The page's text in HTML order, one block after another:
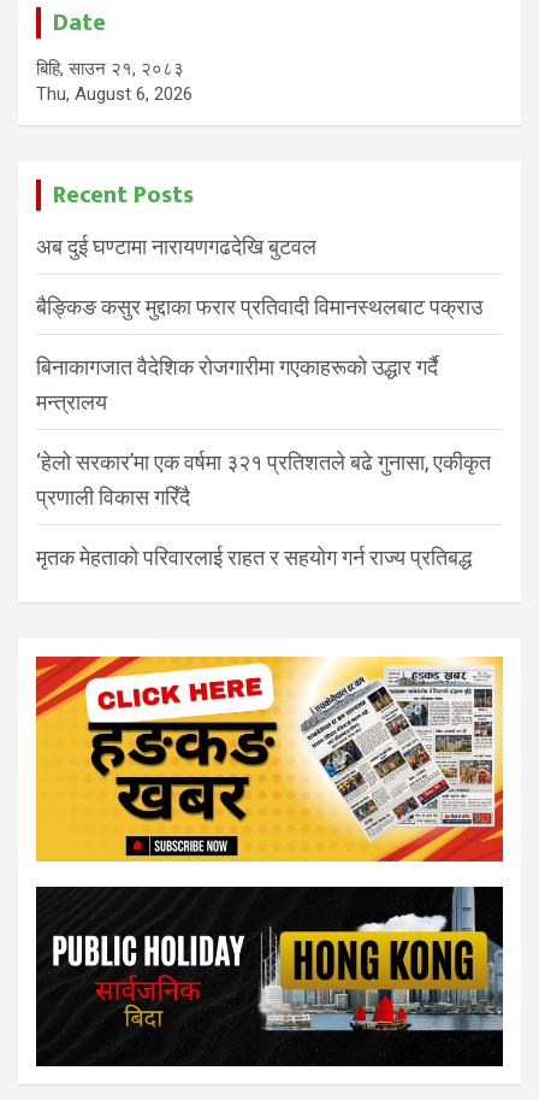
Date
बिहि, साउन २१, २०८३
Thu, August 6, 2026
Recent Posts
अब दुई घण्टामा नारायणगढदेखि बुटवल
बैङ्किङ कसुर मुद्दाका फरार प्रतिवादी विमानस्थलबाट पक्राउ
बिनाकागजात वैदेशिक रोजगारीमा गएकाहरूको उद्धार गर्दै
मन्त्रालय
‘हेलो सरकार’मा एक वर्षमा ३२१ प्रतिशतले बढे गुनासा, एकीकृत
प्रणाली विकास गरिँदै
मृतक मेहताको परिवारलाई राहत र सहयोग गर्न राज्य प्रतिबद्ध